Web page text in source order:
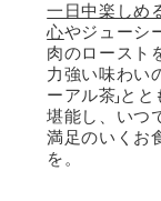
一日中楽しめ
心やジューシ
肉のロースト
力強い味わい
ーアル茶」とと
堪能し、いつ
満足のいくお
を。